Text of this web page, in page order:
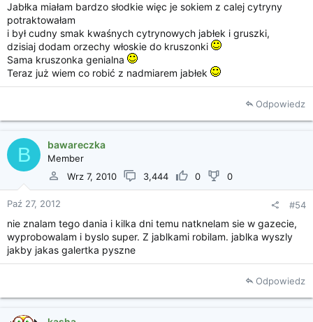
Jabłka miałam bardzo słodkie więc je sokiem z calej cytryny
potraktowałam
i był cudny smak kwaśnych cytrynowych jabłek i gruszki,
dzisiaj dodam orzechy włoskie do kruszonki
Sama kruszonka genialna
Teraz już wiem co robić z nadmiarem jabłek
Odpowiedz
B bawareczka
Member
Wrz 7, 2010
3,444 0 0
Paź 27, 2012 #54
nie znalam tego dania i kilka dni temu natknelam sie w gazecie,
wyprobowalam i byslo super. Z jablkami robilam. jablka wyszly
jakby jakas galertka pyszne
Odpowiedz